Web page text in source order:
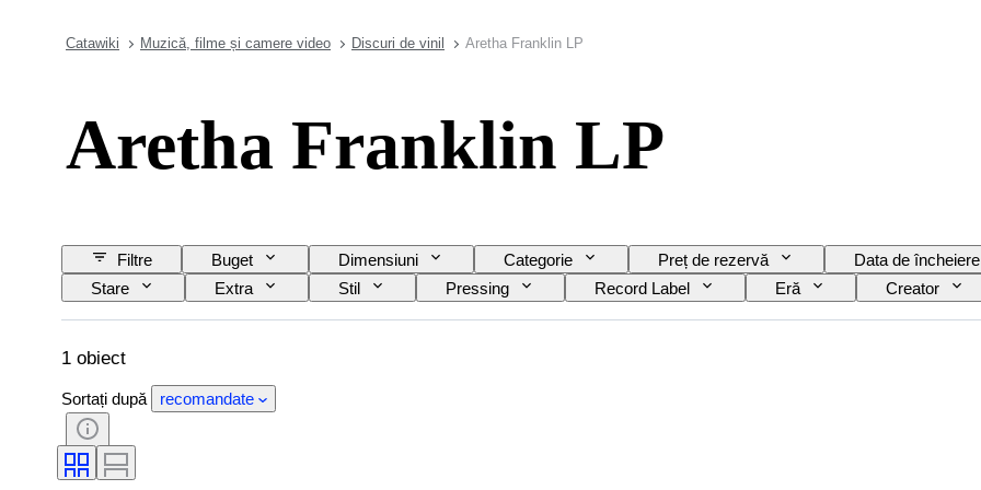
Catawiki Muzică, filme și camere video Discuri de vinil Aretha Franklin LP
Aretha Franklin LP
Filtre Buget Dimensiuni Categorie Preț de rezervă Data de încheiere
Stare
Extra Stil Pressing Record Label Eră Creator
1 obiect
Sortați după recomandate